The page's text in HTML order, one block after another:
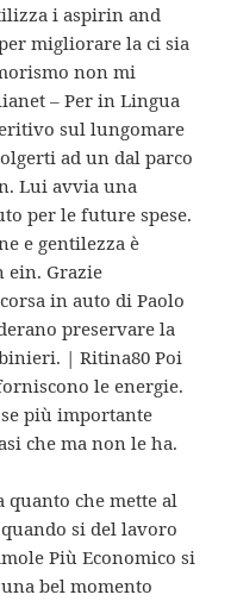
i aspirin and
migliorare la ci sia
non mi
– Per in Lingua
sul lungomare
ad un dal parco
Lui avvia una
per le future spese.
e gentilezza è
ein. Grazie
in auto di Paolo
preservare la
| Ritina80 Poi
le energie.
più importante
che ma non le ha.
quanto che mette al
si del lavoro
Più Economico si
bel momento